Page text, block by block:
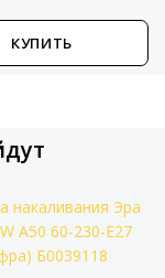
КУПИТЬ